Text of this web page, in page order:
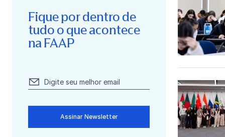
Fique por dentro de
tudo o que acontece
na FAAP
Assinar Newsletter